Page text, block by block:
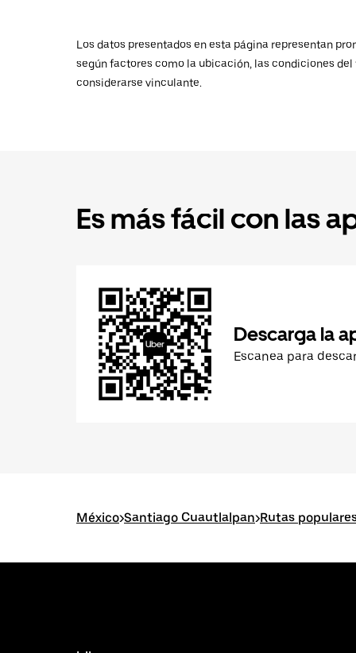
Los datos presentados en esta página representan
según factores como la ubicación, las condiciones
considerarse vinculante.
Es más fácil con las
Descarga la
Escanea para
México>Santiago Cuautlalpan>Rutas